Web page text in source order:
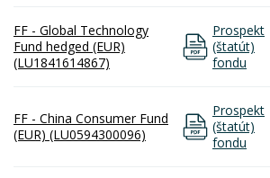
FF - Global Technology
Fund hedged (EUR)
(LU1841614867)
Prospekt
(štatút)
fondu
FF - China Consumer Fund
(EUR) (LU0594300096)
Prospekt
(štatút)
fondu